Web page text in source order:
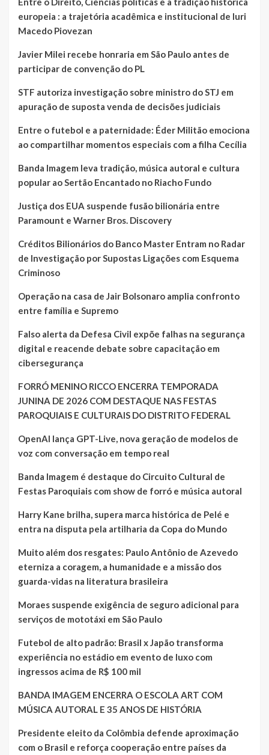
europeia : a trajetória acadêmica e institucional de Iuri
Macedo Piovezan
Javier Milei recebe honraria em São Paulo antes de
participar de convenção do PL
STF autoriza investigação sobre ministro do STJ em
apuração de suposta venda de decisões judiciais
Entre o futebol e a paternidade: Éder Militão emociona
ao compartilhar momentos especiais com a filha Cecília
Banda Imagem leva tradição, música autoral e cultura
popular ao Sertão Encantado no Riacho Fundo
Justiça dos EUA suspende fusão bilionária entre
Paramount e Warner Bros. Discovery
Créditos Bilionários do Banco Master Entram no Radar
de Investigação por Supostas Ligações com Esquema
Criminoso
Operação na casa de Jair Bolsonaro amplia confronto
entre família e Supremo
Falso alerta da Defesa Civil expõe falhas na segurança
digital e reacende debate sobre capacitação em
cibersegurança
FORRÓ MENINO RICCO ENCERRA TEMPORADA
JUNINA DE 2026 COM DESTAQUE NAS FESTAS
PAROQUIAIS E CULTURAIS DO DISTRITO FEDERAL
OpenAI lança GPT-Live, nova geração de modelos de
voz com conversação em tempo real
Banda Imagem é destaque do Circuito Cultural de
Festas Paroquiais com show de forró e música autoral
Harry Kane brilha, supera marca histórica de Pelé e
entra na disputa pela artilharia da Copa do Mundo
Muito além dos resgates: Paulo Antônio de Azevedo
eterniza a coragem, a humanidade e a missão dos
guarda-vidas na literatura brasileira
Moraes suspende exigência de seguro adicional para
serviços de mototáxi em São Paulo
Futebol de alto padrão: Brasil x Japão transforma
experiência no estádio em evento de luxo com
ingressos acima de R$ 100 mil
BANDA IMAGEM ENCERRA O ESCOLA ART COM
MÚSICA AUTORAL E 35 ANOS DE HISTÓRIA
Presidente eleito da Colômbia defende aproximação
com o Brasil e reforça cooperação entre países da